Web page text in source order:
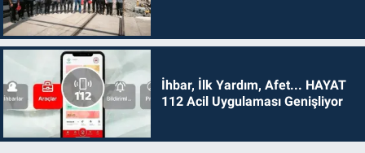
İhbar, İlk Yardım, Afet... HAYAT
112 Acil Uygulaması Genişliyor